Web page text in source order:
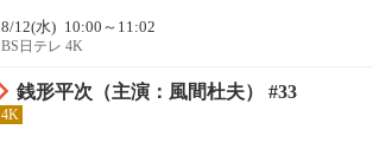
8/12(水) 10:00～11:02
BS日テレ 4K
銭形平次（主演：風間杜夫） #33
4K